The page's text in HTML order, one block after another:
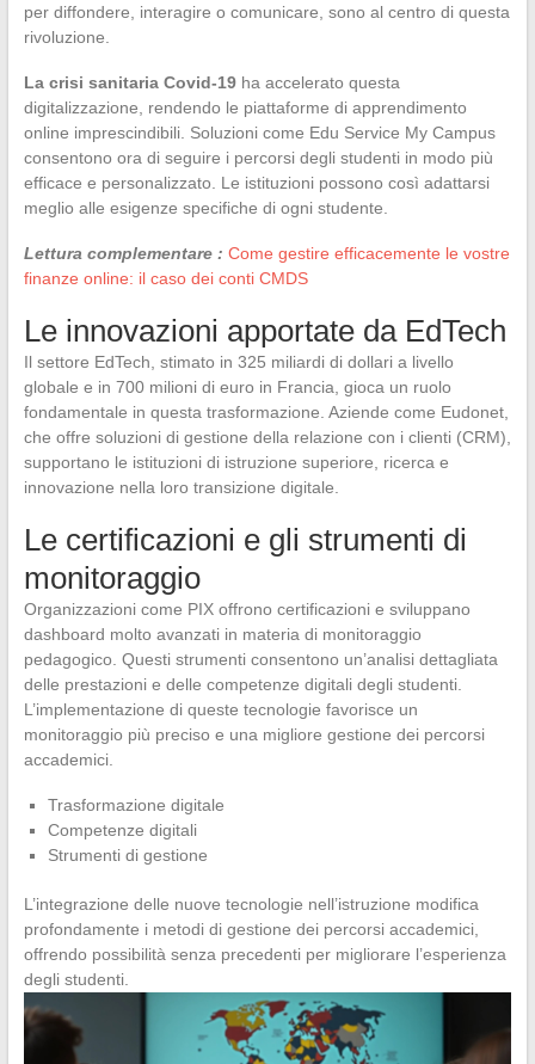
per diffondere, interagire o comunicare, sono al centro di questa
rivoluzione.
La crisi sanitaria Covid-19ha accelerato questa
digitalizzazione, rendendo le piattaforme di apprendimento
online imprescindibili. Soluzioni come Edu Service My Campus
consentono ora di seguire i percorsi degli studenti in modo più
efficace e personalizzato. Le istituzioni possono così adattarsi
meglio alle esigenze specifiche di ogni studente.
Lettura complementare : Come gestire efficacemente le vostre
finanze online: il caso dei conti CMDS
Le innovazioni apportate da EdTech
Il settore EdTech, stimato in 325 miliardi di dollari a livello
globale e in 700 milioni di euro in Francia, gioca un ruolo
fondamentale in questa trasformazione. Aziende come Eudonet,
che offre soluzioni di gestione della relazione con i clienti (CRM),
supportano le istituzioni di istruzione superiore, ricerca e
innovazione nella loro transizione digitale.
Le certificazioni e gli strumenti di
monitoraggio
Organizzazioni come PIX offrono certificazioni e sviluppano
dashboard molto avanzati in materia di monitoraggio
pedagogico. Questi strumenti consentono un’analisi dettagliata
delle prestazioni e delle competenze digitali degli studenti.
L’implementazione di queste tecnologie favorisce un
monitoraggio più preciso e una migliore gestione dei percorsi
accademici.
Trasformazione digitale
Competenze digitali
Strumenti di gestione
L’integrazione delle nuove tecnologie nell’istruzione modifica
profondamente i metodi di gestione dei percorsi accademici,
offrendo possibilità senza precedenti per migliorare l’esperienza
degli studenti.